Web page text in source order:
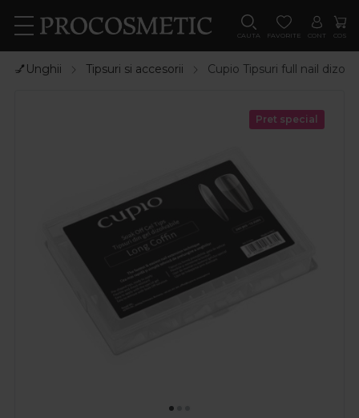
CAUTA FAVORITE CONT COS
💅Unghii Tipsuri si accesorii Cupio Tipsuri full nail
Pret special